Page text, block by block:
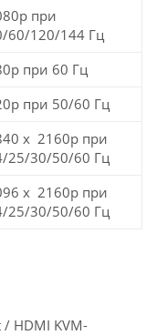
при
60/120/144 Гц
при 60 Гц
при 50/60 Гц
x 2160p при
25/30/50/60 Гц
x 2160p при
25/30/50/60 Гц
/ HDMI KVM-